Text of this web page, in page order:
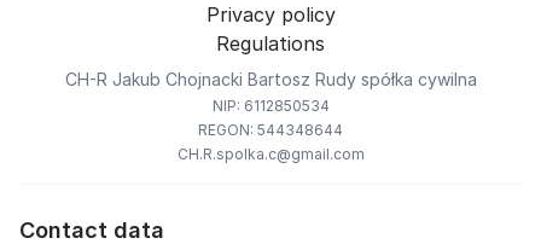
Privacy policy
Regulations
CH-R Jakub Chojnacki Bartosz Rudy spółka cywilna
NIP: 6112850534
REGON: 544348644
CH.R.spolka.c@gmail.com
Contact data